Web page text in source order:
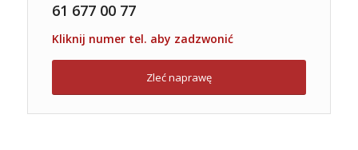
61 677 00 77
Kliknij numer tel. aby zadzwonić
Zleć naprawę